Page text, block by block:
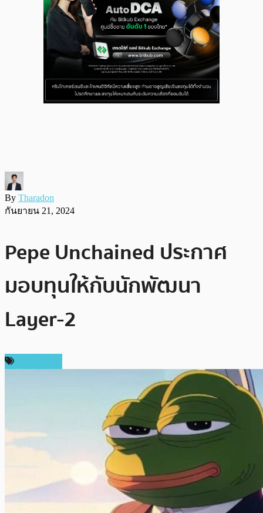
By Tharadon
กันยายน 21, 2024
Pepe Unchained ประกาศ
มอบทุนให้กับนักพัฒนา
Layer-2